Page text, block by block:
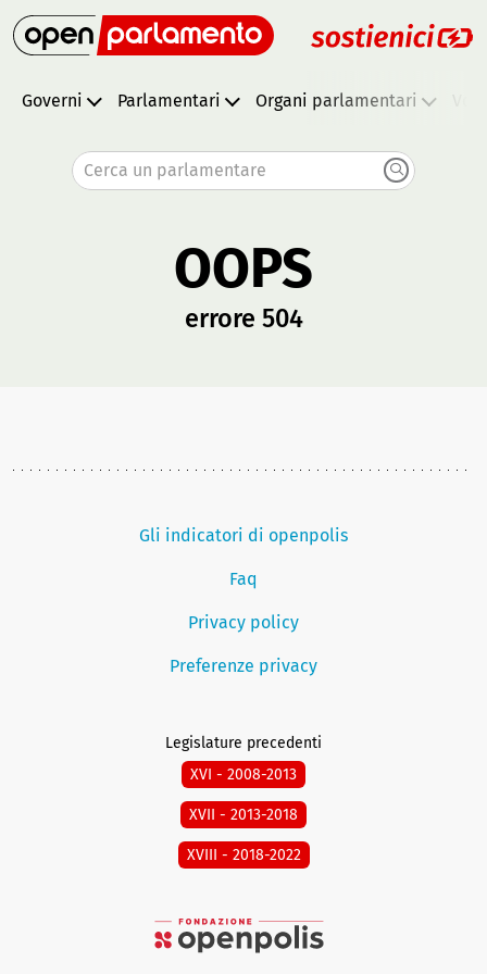
Governi Parlamentari Organi parlamentari
Cerca un parlamentare
OOPS
errore 504
Gli indicatori di openpolis
Faq
Privacy policy
Preferenze privacy
Legislature precedenti
XVI - 2008-2013
XVII - 2013-2018
XVIII - 2018-2022